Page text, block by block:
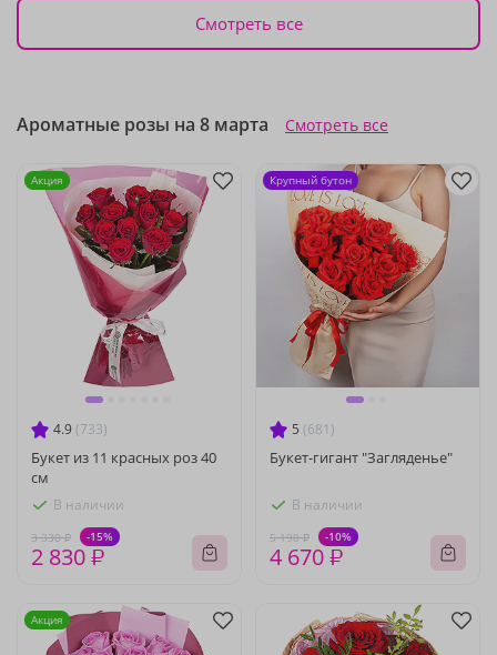
Смотреть все
Ароматные розы на 8 марта Смотреть все
4.9 (733)
Букет из 11 красных роз 40
см
В наличии
3 330 ₽ -15%
2 830 ₽
Акция
5 (681)
Букет-гигант "Загляденье"
В наличии
5 190 ₽ -10%
4 670 ₽
Крупный бутон
Акция